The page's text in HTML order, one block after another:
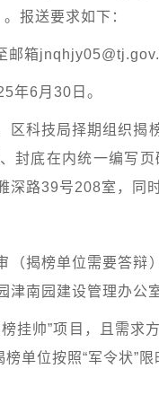
报送要求如下：
邮箱
年6月30日。
区科技局择期组织
封底在内统一编写
深路39号208室，
（揭榜单位需要答
津南园建设管理办公
挂帅”项目，且需
单位按照“军令状”